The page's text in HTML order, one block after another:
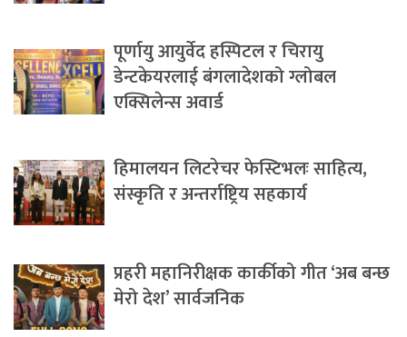
पूर्णायु आयुर्वेद हस्पिटल र चिरायु
डेन्टकेयरलाई बंगलादेशको ग्लोबल
एक्सिलेन्स अवार्ड
हिमालयन लिटरेचर फेस्टिभलः साहित्य,
संस्कृति र अन्तर्राष्ट्रिय सहकार्य
प्रहरी महानिरीक्षक कार्कीको गीत ‘अब बन्छ
मेरो देश’ सार्वजनिक